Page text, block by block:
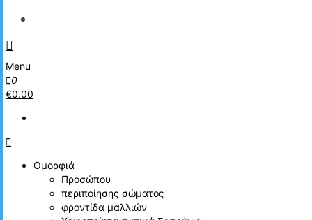
Menu
0
€0.00
Ομορφιά
Προσώπου
περιποίησης σώματος
φροντίδα μαλλιών